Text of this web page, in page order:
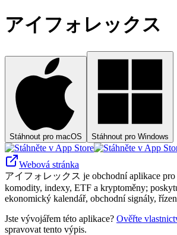
アイフォレックス
Stáhnout pro macOS Stáhnout pro Windows
Webová stránka
アイフォレックス je obchodní aplikace pro
komodity, indexy, ETF a kryptoměny;
ekonomický kalendář, obchodní signály,
Jste vývojářem této aplikace? Ověřte
spravovat tento výpis.